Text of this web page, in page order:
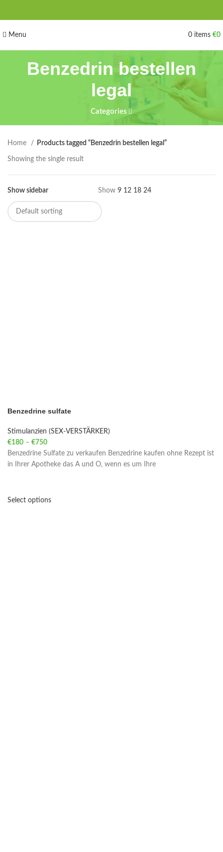
Menu 0 items €0
Benzedrin bestellen
legal
Categories
Home Products tagged “Benzedrin bestellen legal”
Showing the single result
Show sidebar Show 9 12 18 24
Benzedrine sulfate
Stimulanzien (SEX-VERSTÄRKER)
€180 – €750
Benzedrine Sulfate zu verkaufen Benzedrine kaufen ohne Rezept ist
in Ihrer Apotheke das A und O, wenn es um Ihre
Select options